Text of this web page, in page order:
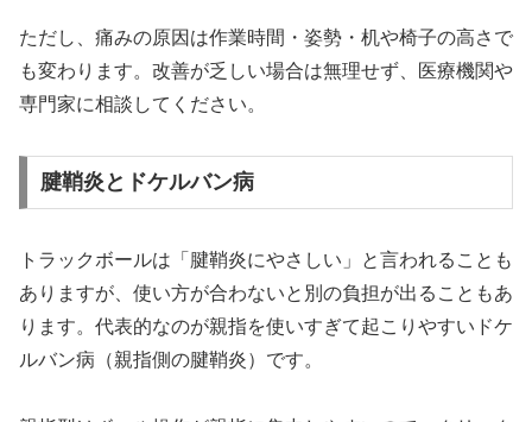
ただし、痛みの原因は作業時間・姿勢・机や椅子の高さで
も変わります。改善が乏しい場合は無理せず、医療機関や
専門家に相談してください。
腱鞘炎とドケルバン病
トラックボールは「腱鞘炎にやさしい」と言われることも
ありますが、使い方が合わないと別の負担が出ることもあ
ります。代表的なのが親指を使いすぎて起こりやすいドケ
ルバン病（親指側の腱鞘炎）です。